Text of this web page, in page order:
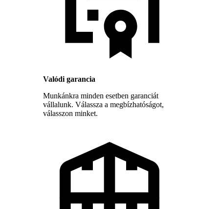
Valódi garancia
Munkánkra minden esetben garanciát
vállalunk. Válassza a megbízhatóságot,
válasszon minket.